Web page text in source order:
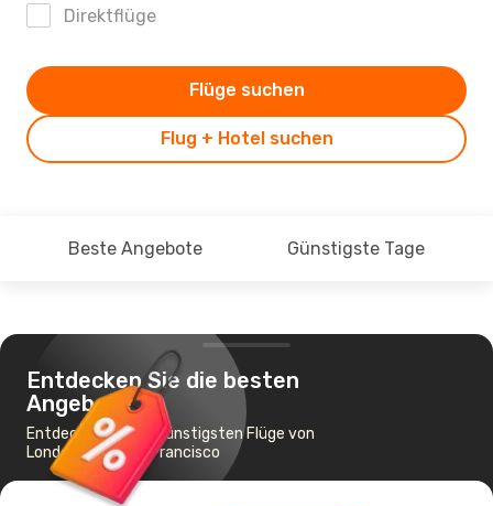
Direktflüge
Flug + Hotel suchen
Flüge suchen
Beste Angebote Günstigste Tage
Entdecken Sie die besten
Angebote
Entdecken Sie die günstigsten Flüge von
London nach San Francisco